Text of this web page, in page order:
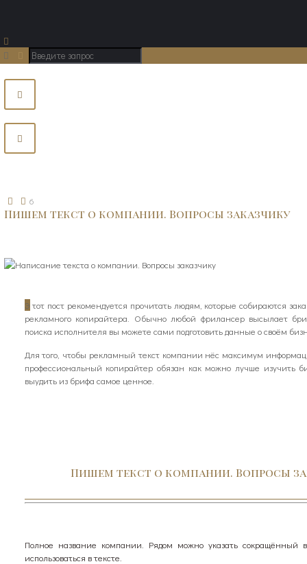
6
Пишем текст о компании. Вопросы заказчику
Этот пост рекомендуется прочитать людям, которые собираются
рекламного копирайтера. Обычно любой фрилансер высылает
поиска исполнителя вы можете сами подготовить данные о своём
Для того, чтобы рекламный текст компании нёс максимум
профессиональный копирайтер обязан как можно лучше изучить
выудить из брифа самое ценное.
Пишем текст о компании. Вопросы
Полное название компании. Рядом можно указать сокращённый
использоваться в тексте.